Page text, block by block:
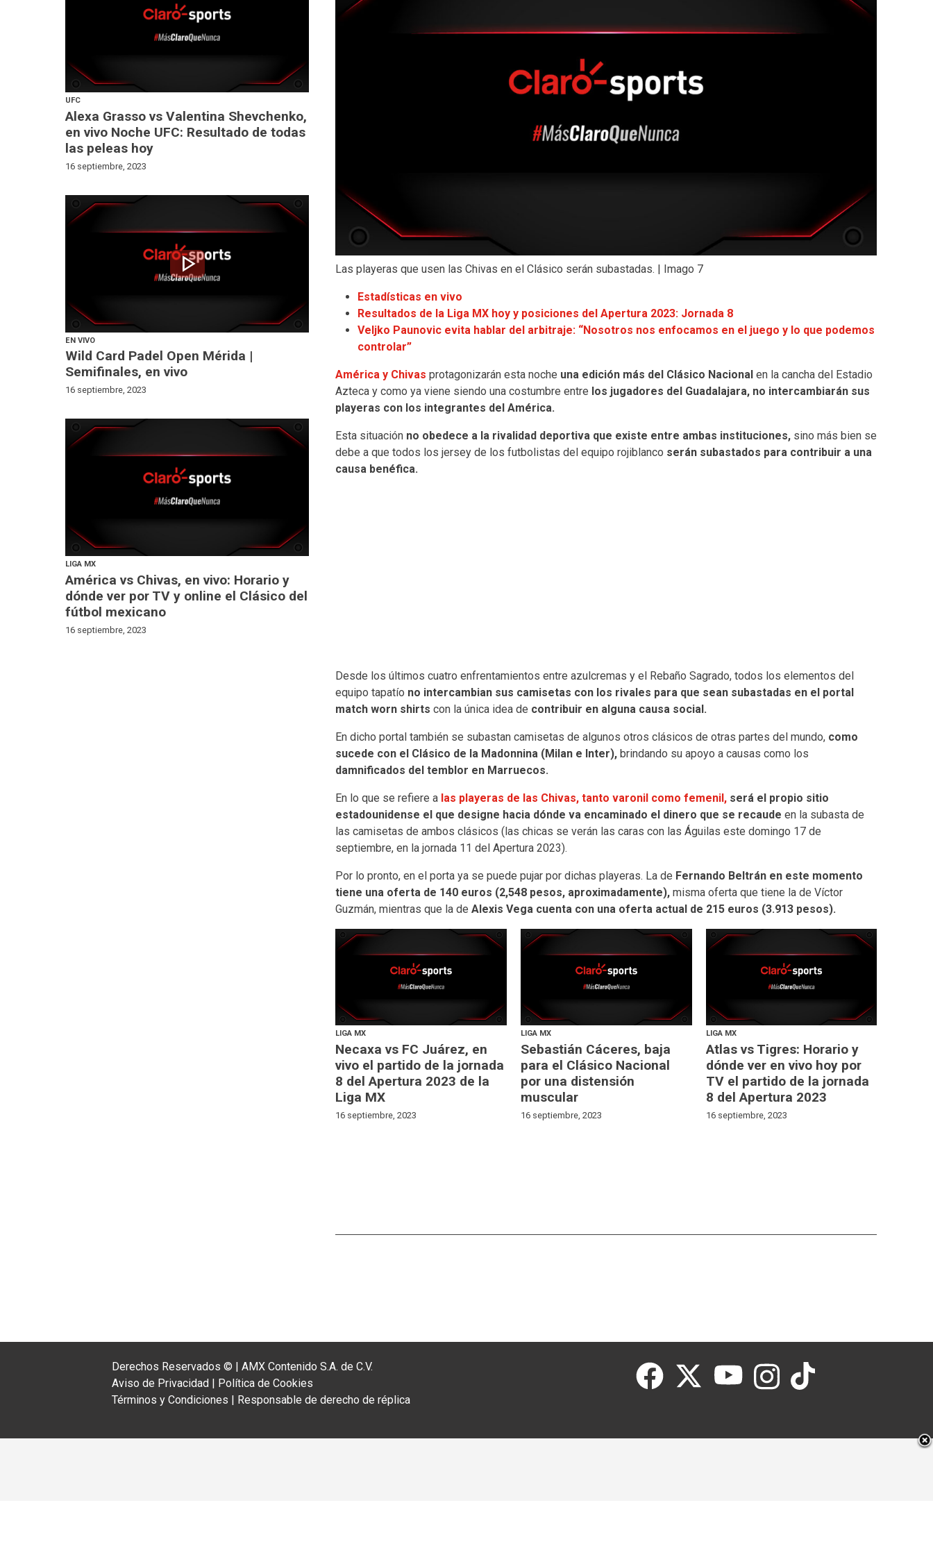
UFC
Alexa Grasso vs Valentina Shevchenko,
en vivo Noche UFC: Resultado de todas
las peleas hoy
16 septiembre, 2023
play_arrow
EN VIVO
Wild Card Padel Open Mérida |
Semifinales, en vivo
16 septiembre, 2023
LIGA MX
América vs Chivas, en vivo: Horario y
dónde ver por TV y online el Clásico del
fútbol mexicano
16 septiembre, 2023
Las playeras que usen las Chivas en el Clásico serán subastadas. | Imago 7
Estadísticas en vivo
Resultados de la Liga MX hoy y posiciones del Apertura 2023: Jornada 8
Veljko Paunovic evita hablar del arbitraje: “Nosotros nos enfocamos en el juego y lo que podemos
controlar”
América y Chivas protagonizarán esta noche una edición más del Clásico Nacionalen la cancha del Estadio
Azteca y como ya viene siendo una costumbre entre los jugadores del Guadalajara, no intercambiarán sus
playeras con los integrantes del América.
Esta situación no obedece a la rivalidad deportiva que existe entre ambas instituciones,sino más bien se
debe a que todos los jersey de los futbolistas del equipo rojiblanco serán subastados para contribuir a una
causa benéfica.
Desde los últimos cuatro enfrentamientos entre azulcremas y el Rebaño Sagrado, todos los elementos del
equipo tapatío no intercambian sus camisetas con los rivales para que sean subastadas en el portal
match worn shirts con la única idea de contribuir en alguna causa social.
En dicho portal también se subastan camisetas de algunos otros clásicos de otras partes del mundo, como
sucede con el Clásico de la Madonnina (Milan e Inter),brindando su apoyo a causas como los
damnificados del temblor en Marruecos.
En lo que se refiere a las playeras de las Chivas, tanto varonil como femenil,será el propio sitio
estadounidense el que designe hacia dónde va encaminado el dinero que se recaude en la subasta de
las camisetas de ambos clásicos (las chicas se verán las caras con las Águilas este domingo 17 de
septiembre, en la jornada 11 del Apertura 2023).
Por lo pronto, en el porta ya se puede pujar por dichas playeras. La de Fernando Beltrán en este momento
tiene una oferta de 140 euros (2,548 pesos, aproximadamente),misma oferta que tiene la de Víctor
Guzmán, mientras que la de Alexis Vega cuenta con una oferta actual de 215 euros (3.913 pesos).
LIGA MX
Necaxa vs FC Juárez, en
vivo el partido de la jornada
8 del Apertura 2023 de la
Liga MX
16 septiembre, 2023
LIGA MX
Sebastián Cáceres, baja
para el Clásico Nacional
por una distensión
muscular
16 septiembre, 2023
LIGA MX
Atlas vs Tigres: Horario y
dónde ver en vivo hoy por
TV el partido de la jornada
8 del Apertura 2023
16 septiembre, 2023
Derechos Reservados © | AMX Contenido S.A. de C.V.
Aviso de Privacidad| Política de Cookies
Términos y Condiciones | Responsable de derecho de réplica